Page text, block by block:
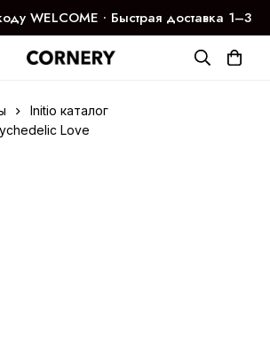
WELCOME ∙ Быстрая доставка 1–3
дня
Initio каталог
Love